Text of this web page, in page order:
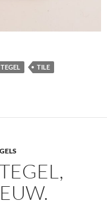
TEGEL
TILE